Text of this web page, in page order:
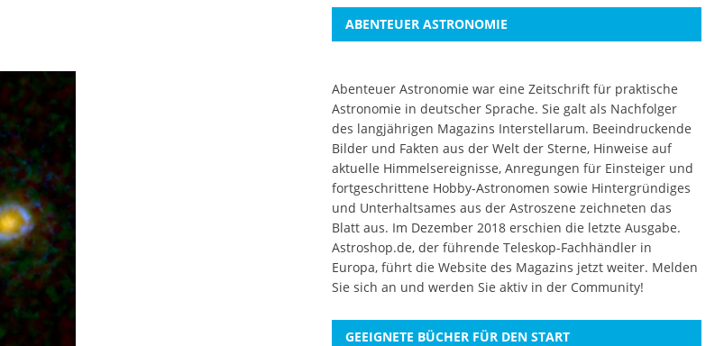
ABENTEUER ASTRONOMIE
Abenteuer Astronomie war eine Zeitschrift für praktische
Astronomie in deutscher Sprache. Sie galt als Nachfolger
des langjährigen Magazins Interstellarum. Beeindruckende
Bilder und Fakten aus der Welt der Sterne, Hinweise auf
aktuelle Himmelsereignisse, Anregungen für Einsteiger und
fortgeschrittene Hobby-Astronomen sowie Hintergründiges
und Unterhaltsames aus der Astroszene zeichneten das
Blatt aus. Im Dezember 2018 erschien die letzte Ausgabe.
Astroshop.de, der führende Teleskop-Fachhändler in
Europa, führt die Website des Magazins jetzt weiter. Melden
Sie sich an und werden Sie aktiv in der Community!
GEEIGNETE BÜCHER FÜR DEN START